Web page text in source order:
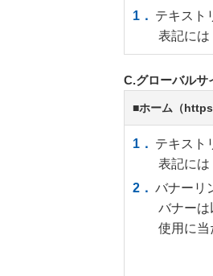
テキスト
表記には
C.グローバルサ
■ホーム（
テキスト
表記には
バナーリ
バナーは
使用に当